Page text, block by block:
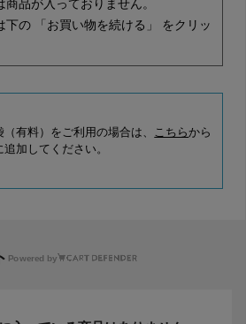
品が入っておりません。
下の 「お買い物を続ける」 をクリッ
（有料）をご利用の場合は、 こちらから
追加してください。
Powered by